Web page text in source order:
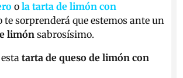
ola tarta de limón con
te sorprenderá que estemos ante un
limón sabrosísimo.
esta tarta de queso de limón con